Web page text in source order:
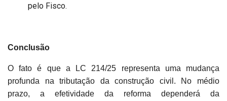
pelo Fisco.
Conclusão
O fato é que a LC 214/25 representa uma mudança
profunda na tributação da construção civil. No médio
prazo, a efetividade da reforma dependerá da